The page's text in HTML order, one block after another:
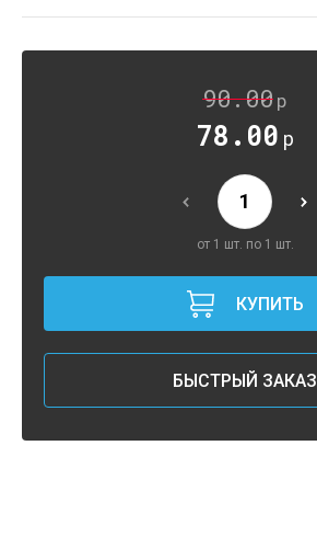
90.00р
78.00 р
от 1 шт. по 1 шт.
КУПИТЬ
БЫСТРЫЙ ЗАКАЗ